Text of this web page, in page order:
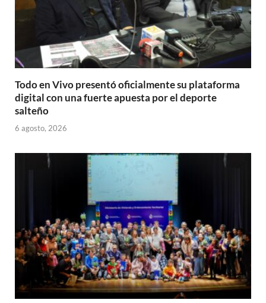
Todo en Vivo presentó oficialmente su plataforma
digital con una fuerte apuesta por el deporte
salteño
6 agosto, 2026